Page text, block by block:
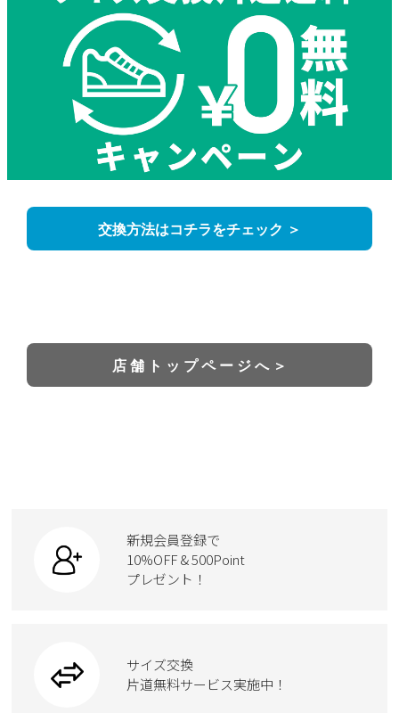
交換方法はコチラをチェック ＞
店 舗 ト ッ プ ペ ー ジ へ ＞
新規会員登録で
10%OFF & 500Point
プレゼント！
サイズ交換
片道無料サービス実施中！